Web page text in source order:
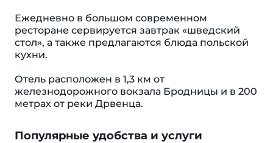
Ежедневно в большом современном
ресторане сервируется завтрак «шведский
стол», а также предлагаются блюда польской
кухни.
Отель расположен в 1,3 км от
железнодорожного вокзала Бродницы и в 200
метрах от реки Дрвенца.
Популярные удобства и услуги